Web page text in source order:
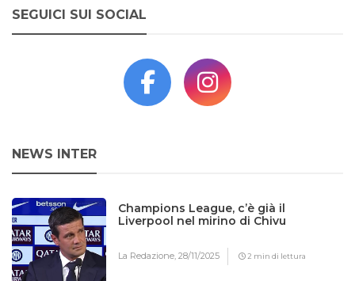
SEGUICI SUI SOCIAL
NEWS INTER
Champions League, c’è già il
Liverpool nel mirino di Chivu
La Redazione,28/11/2025 2 min di lettura